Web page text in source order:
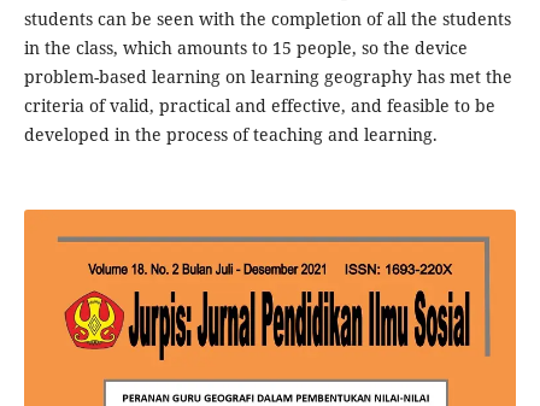
students can be seen with the completion of all the students
in the class, which amounts to 15 people, so the device
problem-based learning on learning geography has met the
criteria of valid, practical and effective, and feasible to be
developed in the process of teaching and learning.